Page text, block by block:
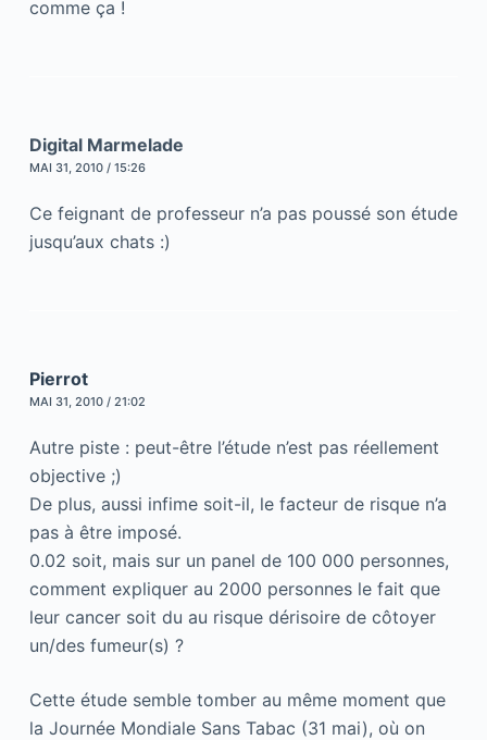
comme ça !
Digital Marmelade
MAI 31, 2010 / 15:26
Ce feignant de professeur n’a pas poussé son étude
jusqu’aux chats :)
Pierrot
MAI 31, 2010 / 21:02
Autre piste : peut-être l’étude n’est pas réellement
objective ;)
De plus, aussi infime soit-il, le facteur de risque n’a
pas à être imposé.
0.02 soit, mais sur un panel de 100 000 personnes,
comment expliquer au 2000 personnes le fait que
leur cancer soit du au risque dérisoire de côtoyer
un/des fumeur(s) ?
Cette étude semble tomber au même moment que
la Journée Mondiale Sans Tabac (31 mai), où on